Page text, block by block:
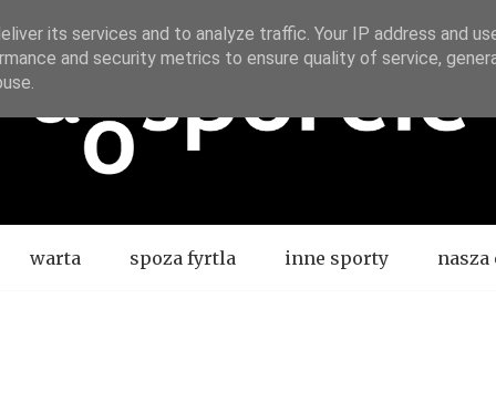
warta spoza fyrtla inne sporty
its services and to analyze traffic. Your IP address and
and security metrics to ensure quality of service,